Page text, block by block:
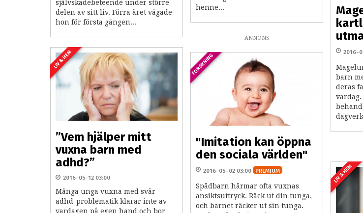
henne...
självskadebeteende under större
delen av sitt liv. Förra året vågade
hon för första gången...
2016-
barn
deras
ANNONS
LIV & HEM
”Vem hjälper mitt
vuxna barn med
adhd?”
2016-05-12 03:00
Många unga vuxna med svår
adhd-problematik klarar inte av
vardagen på egen hand och bor
FORSKNING
"Imitation kan öppna
den sociala världen"
2016-05-02 03:00 PREMIUM
Spädbarn härmar ofta vuxnas
ansiktsuttryck. Räck ut din tunga,
och barnet räcker ut sin tunga.
LIV & HEM